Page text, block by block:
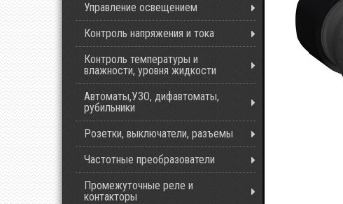
Управление освещением
Контроль напряжения и тока
Контроль температуры и
влажности, уровня жидкости
Автоматы,УЗО, дифавтоматы,
рубильники
Розетки, выключатели, разъемы
Частотные преобразователи
Промежуточные реле и
контакторы